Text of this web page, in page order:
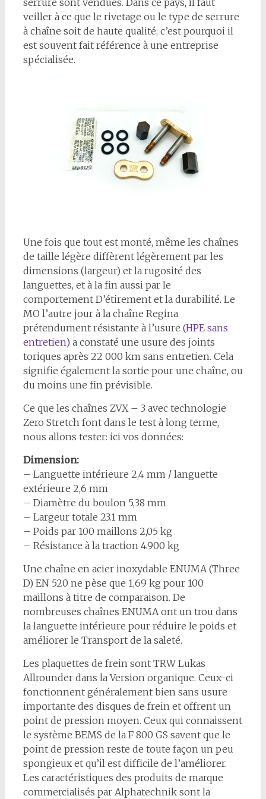
serrure sont vendues. Dans ce pays, il faut
veiller à ce que le rivetage ou le type de serrure
à chaîne soit de haute qualité, c’est pourquoi il
est souvent fait référence à une entreprise
spécialisée.
Une fois que tout est monté, même les chaînes
de taille légère diffèrent légèrement par les
dimensions (largeur) et la rugosité des
languettes, et à la fin aussi par le
comportement D’étirement et la durabilité. Le
MO l’autre jour à la chaîne Regina
prétendument résistante à l’usure (HPE sans
entretien) a constaté une usure des joints
toriques après 22 000 km sans entretien. Cela
signifie également la sortie pour une chaîne, ou
du moins une fin prévisible.
Ce que les chaînes ZVX – 3 avec technologie
Zero Stretch font dans le test à long terme,
nous allons tester: ici vos données:
Dimension:
– Languette intérieure 2,4 mm / languette
extérieure 2,6 mm
– Diamètre du boulon 5,38 mm
– Largeur totale 23.1 mm
– Poids par 100 maillons 2,05 kg
– Résistance à la traction 4.900 kg
Une chaîne en acier inoxydable ENUMA (Three
D) EN 520 ne pèse que 1,69 kg pour 100
maillons à titre de comparaison. De
nombreuses chaînes ENUMA ont un trou dans
la languette intérieure pour réduire le poids et
améliorer le Transport de la saleté.
Les plaquettes de frein sont TRW Lukas
Allrounder dans la Version organique. Ceux-ci
fonctionnent généralement bien sans usure
importante des disques de frein et offrent un
point de pression moyen. Ceux qui connaissent
le système BEMS de la F 800 GS savent que le
point de pression reste de toute façon un peu
spongieux et qu’il est difficile de l’améliorer.
Les caractéristiques des produits de marque
commercialisés par Alphatechnik sont la